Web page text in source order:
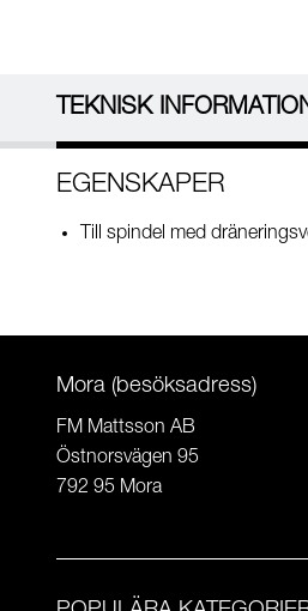
TEKNISK
EGENSKAPER
Till spindel med
Mora (besöksadress)
FM Mattsson AB
Östnorsvägen 95
792 95 Mora